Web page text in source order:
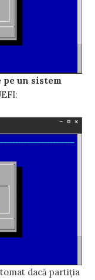
un sistem
dacă partiţia